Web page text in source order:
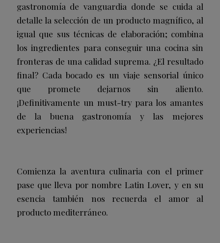
gastronomía de vanguardia donde se cuida al
detalle la selección de un producto magnífico, al
igual que sus técnicas de elaboración; combina
los ingredientes para conseguir una cocina sin
fronteras de una calidad suprema. ¿El resultado
final? Cada bocado es un viaje sensorial único
que promete dejarnos sin aliento.
¡Definitivamente un must-try para los amantes
de la buena gastronomía y las mejores
experiencias!
Comienza la aventura culinaria con el primer
pase que lleva por nombre Latin Lover, y en su
esencia también nos recuerda el amor al
producto mediterráneo.